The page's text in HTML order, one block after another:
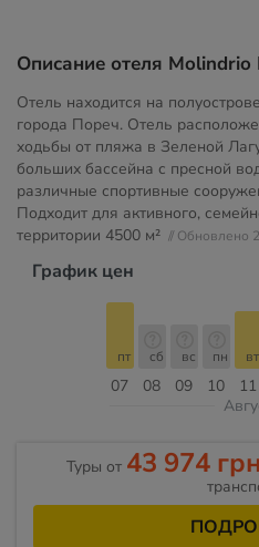
Описание отеля
Отель находится на
города Пореч. Отель
ходьбы от пляжа в Зеленой
больших бассейна с пресной
различные спортивные
Подходит для активного,
территории 4500 м² // Обновлено
График цен
07
пт
08
сб
09
вс
10
пн
11
вт
Туры от 43 974 грн